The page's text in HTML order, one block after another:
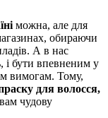
можна, але для
обираючи
А в нас
і бути впевненим у
вимогам. Тому,
для волосся,
чудову